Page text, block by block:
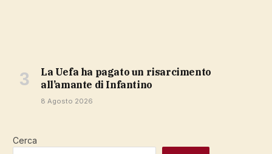
la Uefa ha pagato un risarcimento
all’amante di Infantino
8 Agosto 2026
Cerca